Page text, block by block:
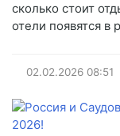
сколько стоит
отели появятся в
02.02.2026 08:51